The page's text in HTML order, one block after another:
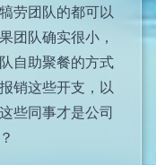
劳团队的都可以
团队确实很小，
自助聚餐的方式
销这些开支，以
些同事才是公司